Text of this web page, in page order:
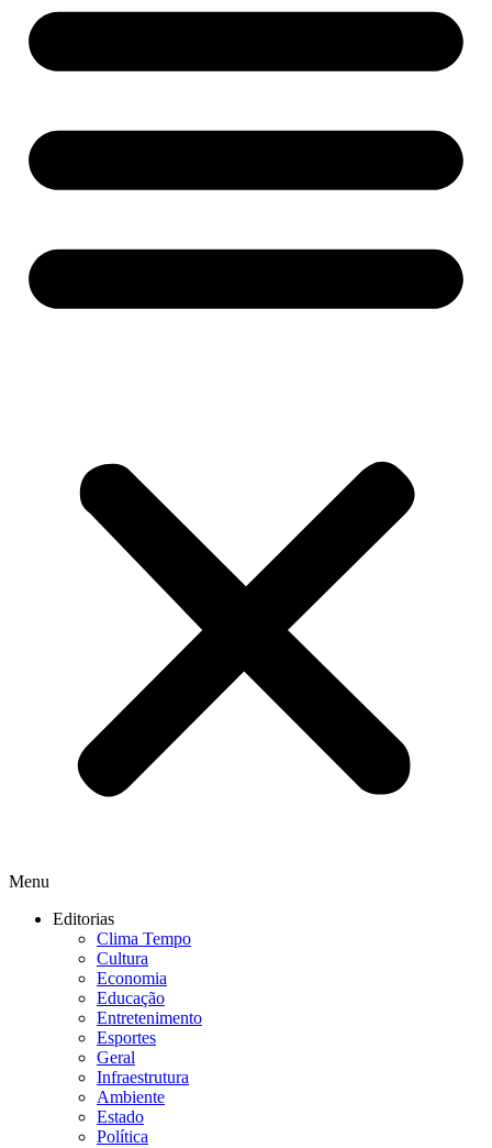
Menu
Editorias
Clima Tempo
Cultura
Economia
Educação
Entretenimento
Esportes
Geral
Infraestrutura
Ambiente
Estado
Política